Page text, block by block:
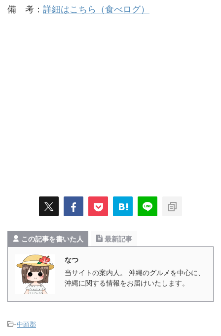
備 考： 詳細はこちら（食べログ）
この記事を書いた人 最新記事
なつ
当サイトの案内人。 沖縄のグルメを中心に、
沖縄に関する情報をお届けいたします。
-中頭郡